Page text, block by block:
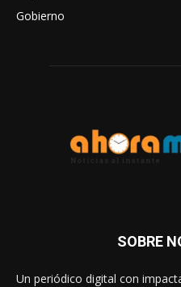
Gobierno
SOBRE
Un periódico digital con